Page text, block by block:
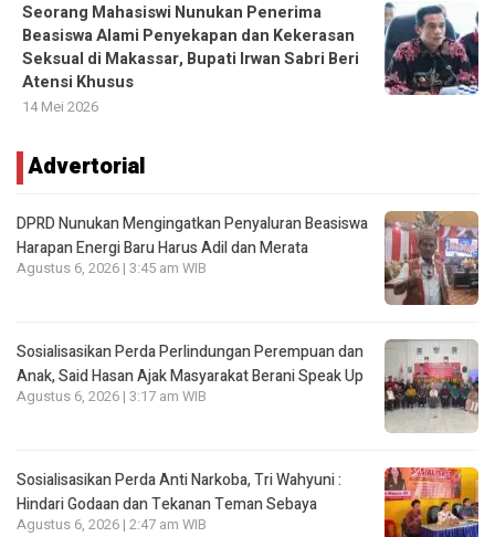
Seorang Mahasiswi Nunukan Penerima
Beasiswa Alami Penyekapan dan Kekerasan
Seksual di Makassar, Bupati Irwan Sabri Beri
Atensi Khusus
14 Mei 2026
Advertorial
DPRD Nunukan Mengingatkan Penyaluran Beasiswa
Harapan Energi Baru Harus Adil dan Merata
Agustus 6, 2026 | 3:45 am WIB
Sosialisasikan Perda Perlindungan Perempuan dan
Anak, Said Hasan Ajak Masyarakat Berani Speak Up
Agustus 6, 2026 | 3:17 am WIB
Sosialisasikan Perda Anti Narkoba, Tri Wahyuni :
Hindari Godaan dan Tekanan Teman Sebaya
Agustus 6, 2026 | 2:47 am WIB